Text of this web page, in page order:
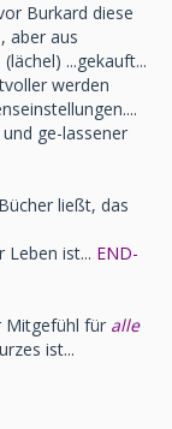
Burkard diese
aber aus
...gekauft...
werden
und ge-lassener
ließt, das
Leben ist... END-
Mitgefühl für alle
ist...